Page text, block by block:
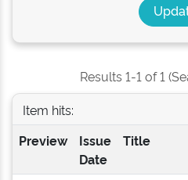
Results 1-1 of 1
Item hits:
Preview
Issue
Date
Title